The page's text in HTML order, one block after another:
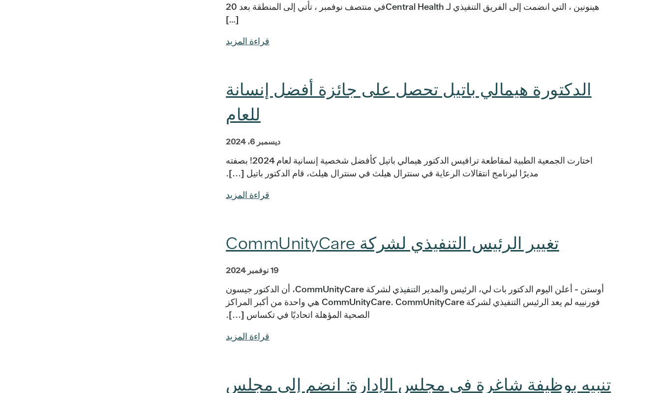
هينونين ، التي انضمت إلى الفريق التنفيذي لـ Central Healthفي منتصف نوفمبر ، تأتي إلى المنطقة بعد 20
[…]
قراءة المزيد
الدكتورة هيمالي باتيل تحصل على جائزة أفضل إنسانة
للعام
ديسمبر 6، 2024
اختارت الجمعية الطبية لمقاطعة ترافيس الدكتور هيمالي باتيل كأفضل شخصية إنسانية لعام 2024! بصفته
مديرًا لبرنامج انتقالات الرعاية في سنترال هيلث في سنترال هيلث، قام الدكتور باتيل [...].
قراءة المزيد
تغيير الرئيس التنفيذي لشركة CommUnityCare
19 نوفمبر 2024
أوستن - أعلن اليوم الدكتور بات لي، الرئيس والمدير التنفيذي لشركة CommUnityCare، أن الدكتور جيسون
فورنييه لم يعد الرئيس التنفيذي لشركة CommUnityCare. CommUnityCare هي واحدة من أكبر المراكز
الصحية المؤهلة اتحاديًا في تكساس [...].
قراءة المزيد
تنبيه بوظيفة شاغرة في مجلس الإدارة: انضم إلى مجلس